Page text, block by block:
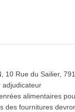
Rue du Sailier,
adjudicateur
alimentaires
des fournitures